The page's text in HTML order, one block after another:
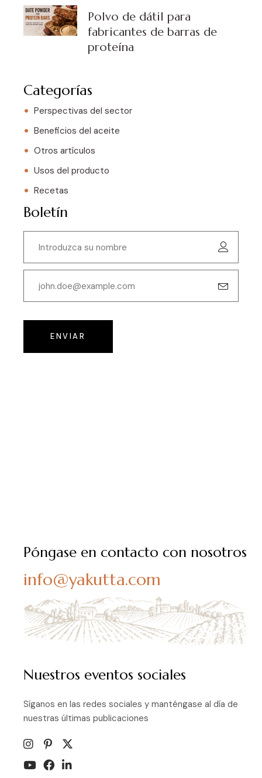
Polvo de dátil para
fabricantes de barras de
proteína
Categorías
Perspectivas del sector
Beneficios del aceite
Otros artículos
Usos del producto
Recetas
Boletín
ENVIAR
Póngase en contacto con nosotros
info@yakutta.com
Nuestros eventos sociales
Síganos en las redes sociales y manténgase al día de
nuestras últimas publicaciones